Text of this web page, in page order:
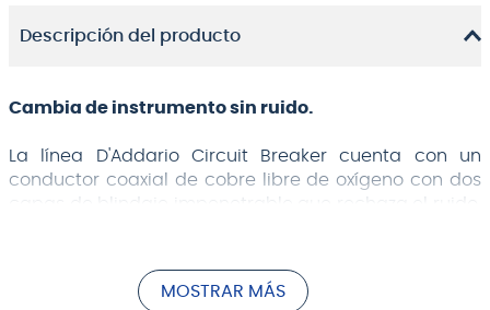
Descripción del producto
Cambia de instrumento sin ruido.
La línea D'Addario Circuit Breaker cuenta con un
conductor coaxial de cobre libre de oxígeno con dos
capas de blindaje impenetrable que rechaza el ruido,
todo el brillo, la presencia y el carácter de su
instrumento con la máxima transparencia, mientras
MOSTRAR MÁS